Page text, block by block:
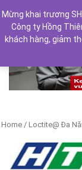
Previous
Home / Loctite@ Đa
Mừng khai trương
Công ty Hồng
khách hàng, giảm